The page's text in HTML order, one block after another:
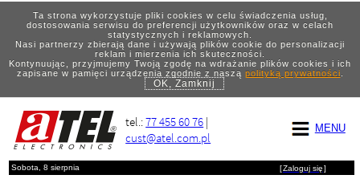
Ta strona wykorzystuje pliki cookies w celu świadczenia usług,
dostosowania serwisu do preferencji użytkowników oraz w celach
statystycznych i reklamowych.
Nasi partnerzy zbierają dane i używają plików cookie do personalizacji
reklam i mierzenia ich skuteczności.
Kontynuując, przyjmujemy Twoją zgodę na wdrażanie plików cookies i ich
zapisane w pamięci urządzenia zgodnie z naszą polityką prywatności.
OK, Zamknij
MENU
tel.:77 455 60 76 |
cust@atel.com.pl
Sobota, 8 sierpnia [Zaloguj się]